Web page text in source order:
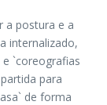
a postura e a
internalizado,
`coreografias
para
de forma